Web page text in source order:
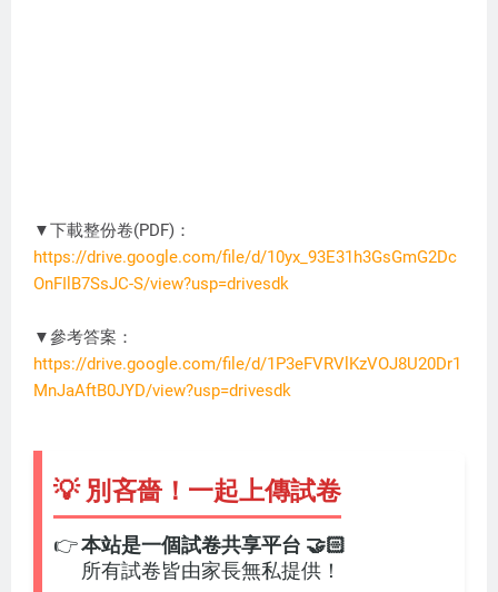
▼下載整份卷(PDF)：
https://drive.google.com/file/d/10yx_93E31h3GsGmG2Dc
OnFIlB7SsJC-S/view?usp=drivesdk
▼參考答案：
https://drive.google.com/file/d/1P3eFVRVlKzVOJ8U20Dr1
MnJaAftB0JYD/view?usp=drivesdk
💡 別吝嗇！一起上傳試卷
本站是一個試卷共享平台 🤝🏻
👉
所有試卷皆由家長無私提供！